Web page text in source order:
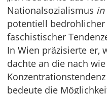
Nationalsozialismus in
potentiell
faschistischer
In Wien präzisierte er,
dachte an die nach
bedeute die